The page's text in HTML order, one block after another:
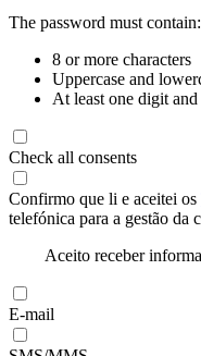
The password must contain:
8 or more characters
Uppercase and
At least one digit
Check all consents
Confirmo que li e aceitei os
telefónica para a gestão da
Aceito receber
E-mail